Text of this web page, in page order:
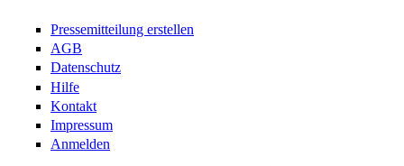
Pressemitteilung erstellen
AGB
Datenschutz
Hilfe
Kontakt
Impressum
Anmelden